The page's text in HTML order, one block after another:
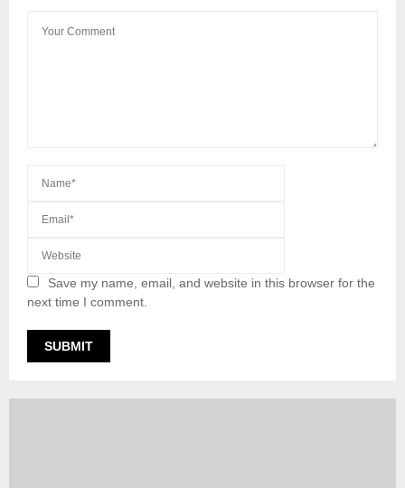
Save my name, email, and website in this browser for the
next time I comment.